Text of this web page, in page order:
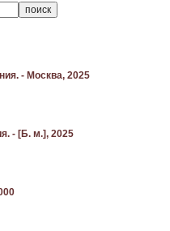
- Москва, 2025
- [Б. м.], 2025